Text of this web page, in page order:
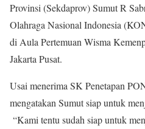
Provinsi (Sekdaprov) Sumut R
Olahraga Nasional Indonesia
di Aula Pertemuan Wisma
Jakarta Pusat.
Usai menerima SK Penetapan
mengatakan Sumut siap untuk
“Kami tentu sudah siap untuk